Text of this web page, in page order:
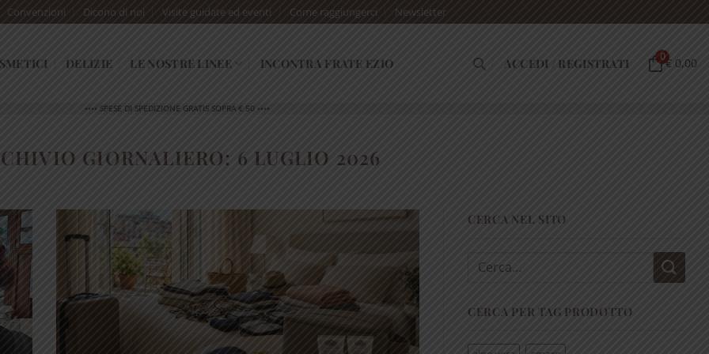
Convenzioni Dicono di noi Visite guidate ed eventi Come raggiungerci Newsletter
DELIZIE LE NOSTRE LINEE INCONTRA FRATE EZIO ACCEDI / REGISTRATI 0€ 0,00
•••• SPESE DI SPEDIZIONE GRATIS SOPRA € 50 ••••
GIORNALIERO: 6 LUGLIO 2026
CERCA NEL SITO
Cerca:
CERCA PER TAG PRODOTTO